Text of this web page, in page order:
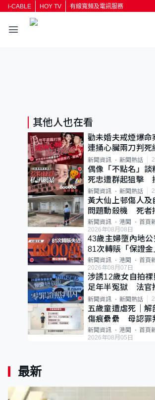
i-CABLE HOY TV 有線寬頻及電訊服務
其他人也在看
勸未婚夫戒煙爆
連捅心臟兩刀判
已上訴
新聞資訊 新聞熱話
偶像「不點名」
死忠遭群起狙擊
後輕生
新聞資訊 新聞熱話
黃大仙上邨傷人
問題動殺機 死者
鄰居後墮斃
新聞資訊 港聞
首頁
2026年08月08日
43歲主婦墮內地
81次轉賬「保證
元
新聞資訊 港聞
首頁
2026年08月07日
涉誘12歲女自拍
足年半冤獄 法官
標點
新聞資訊 新聞熱話
五歲童遭虐死｜解
傷痕纍纍 母認罪
冷血：同類案最惡
新聞資訊 港聞
首頁
2026年08月05日
最新